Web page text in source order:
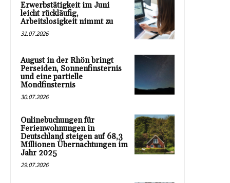
Erwerbstätigkeit im Juni
leicht rückläufig,
Arbeitslosigkeit nimmt zu
31.07.2026
August in der Rhön bringt
Perseiden, Sonnenfinsternis
und eine partielle
Mondfinsternis
30.07.2026
Onlinebuchungen für
Ferienwohnungen in
Deutschland steigen auf 68,3
Millionen Übernachtungen im
Jahr 2025
29.07.2026